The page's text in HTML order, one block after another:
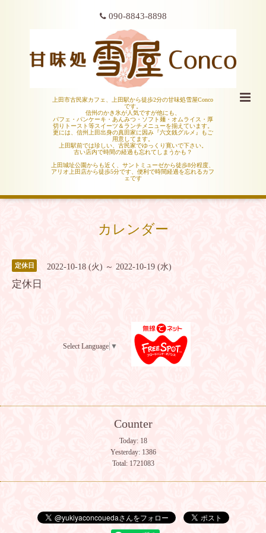
090-8843-8898
上田市古民家カフェ、上田駅から徒歩2分の甘味処雪屋Conco
です。
信州のかき氷が人気ですが他にも、
パフェ・パンケーキ・あんみつ・ソフト麺・オムライス・厚
切りトースト等スイーツ＆ランチメニューを揃えています。
更には、信州上田出身の真田家に因み『六文銭グルメ』もご
用意してます。
上田駅前では珍しい、古民家でゆっくり寛いで下さい。
古い店内で時間の経過も忘れてしまうかも？
上田城址公園からも近く、サントミューゼから徒歩8分程度、
アリオ上田店から徒歩5分です、便利で時間経過を忘れるカフ
ェです
カレンダー
定休日 2022-10-18 (火) ～ 2022-10-19 (水)
定休日
Select Language ▼
Counter
Today: 18
Yesterday: 1386
Total: 1721083